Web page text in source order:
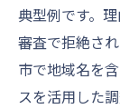
典型例です。
審査で拒絶さ
市で地域名を
スを活用した